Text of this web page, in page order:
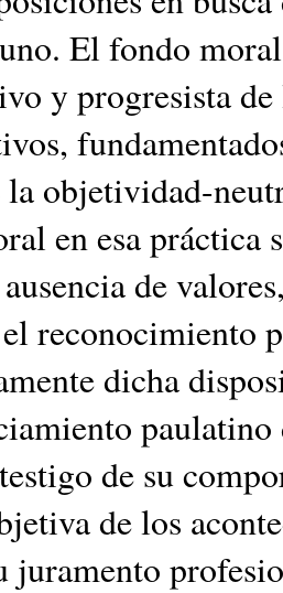
El fondo
y progresista
la objetividad-
en esa
de
reconocimiento
dicha
de su
de los
juramento